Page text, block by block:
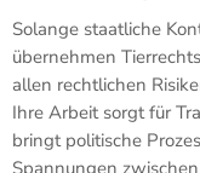
Solange staatliche
übernehmen
allen rechtlichen
Ihre Arbeit sorgt für
bringt politische
Spannungen